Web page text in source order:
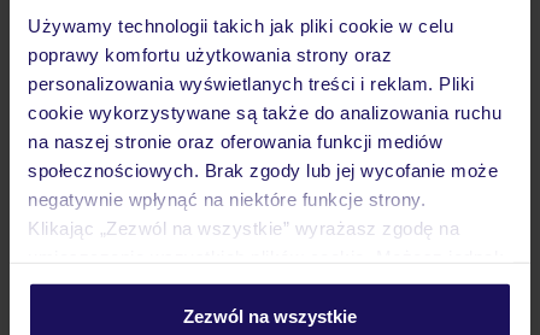
Używamy technologii takich jak pliki cookie w celu
poprawy komfortu użytkowania strony oraz
personalizowania wyświetlanych treści i reklam. Pliki
cookie wykorzystywane są także do analizowania ruchu
na naszej stronie oraz oferowania funkcji mediów
społecznościowych. Brak zgody lub jej wycofanie może
negatywnie wpłynąć na niektóre funkcje strony.
Klikając „Zezwól na wszystkie” wyrażasz zgodę na
personalizować swój wybór wchodząc w zakładkę
Zezwól na wszystkie
Pokoje
Wyżywienie
Atrakcje